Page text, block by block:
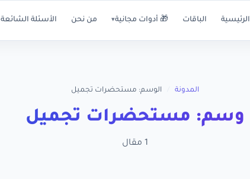
الرئيسية الباقات 🎁 أدوات مجانية▾ من نحن الأسئلة الشائعة
المدونة الوسم: مستحضرات تجميل
وسم: مستحضرات تجميل
1 مقال